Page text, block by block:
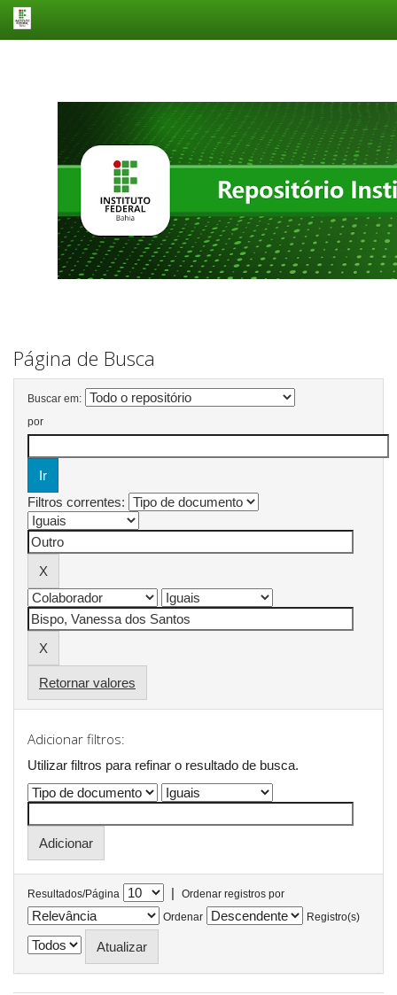
Página de Busca
Buscar em:
por
Filtros correntes:
Retornar valores
Adicionar filtros:
Utilizar filtros para refinar o resultado de busca.
Resultados/Página |
Ordenar registros por
Ordenar
Registro(s)